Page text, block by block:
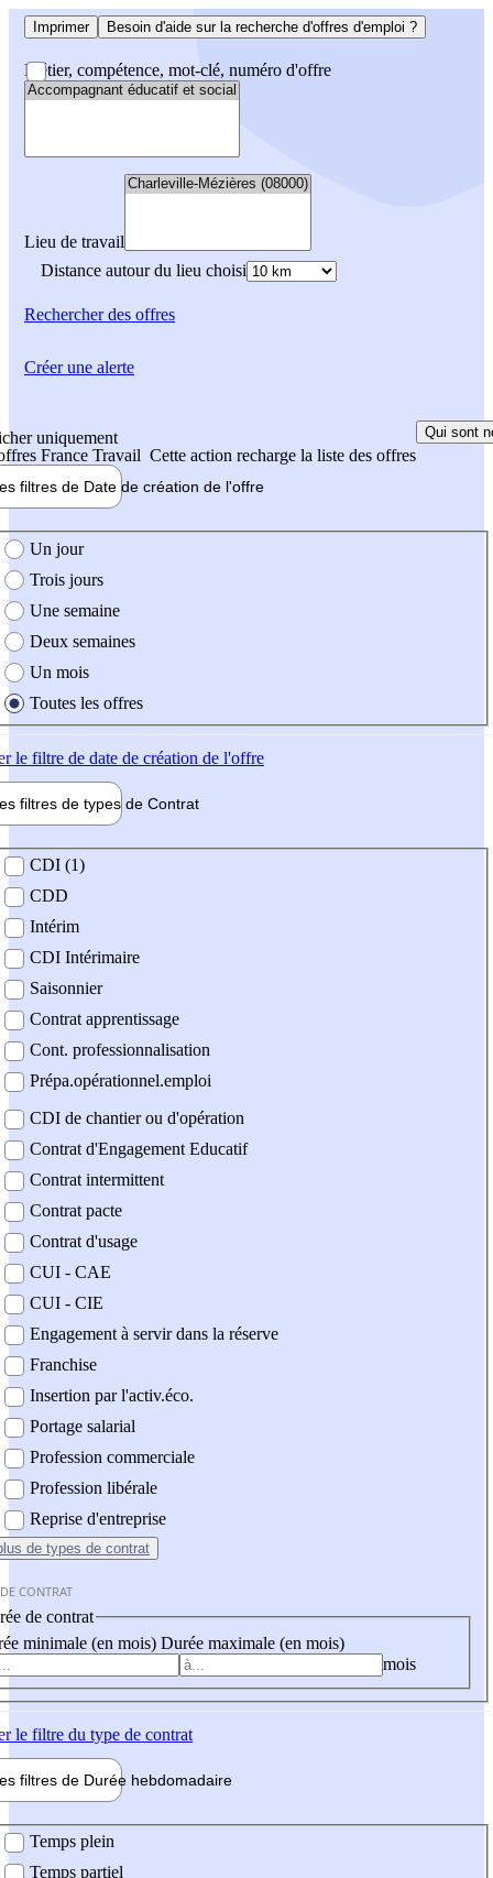
Imprimer Besoin d'aide sur la recherche d'offres d'emploi ?
Métier, compétence, mot-clé, numéro d'offre
Lieu de travail
Distance autour du lieu choisi
Rechercherdes offres
uniquement
France Travail Cette action recharge la liste des offres
Qui sont
filtres de Date de création de l'offre
création de l'offre
Un jour
Trois jours
Une semaine
Deux semaines
Un mois
Toutes les offres
le filtre de date de création de l'offre
filtres de types de Contrat
contrat
CDI (1)
CDD
Intérim
CDI Intérimaire
Saisonnier
Contrat apprentissage
Cont. professionnalisation
Prépa.opérationnel.emploi
CDI de chantier ou d'opération
Contrat d'Engagement Educatif
Contrat intermittent
Contrat pacte
Contrat d'usage
CUI - CAE
CUI - CIE
Engagement à servir dans la réserve
Franchise
Insertion par l'activ.éco.
Portage salarial
Profession commerciale
Profession libérale
Reprise d'entreprise
de types de contrat
CONTRAT
de contrat
minimale (en mois) Durée maximale (en mois)
mois
le filtre du type de contrat
filtres de Durée hebdomadaire
Temps plein
Temps partiel
Créer une alerte